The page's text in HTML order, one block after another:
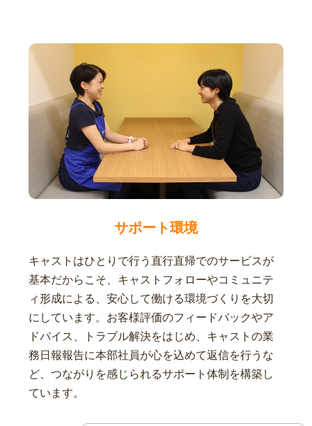
サポート環境
キャストはひとりで行う直行直帰でのサービスが
基本だからこそ、キャストフォローやコミュニテ
ィ形成による、安心して働ける環境づくりを大切
にしています。お客様評価のフィードバックやア
ドバイス、トラブル解決をはじめ、キャストの業
務日報報告に本部社員が心を込めて返信を行うな
ど、つながりを感じられるサポート体制を構築し
ています。